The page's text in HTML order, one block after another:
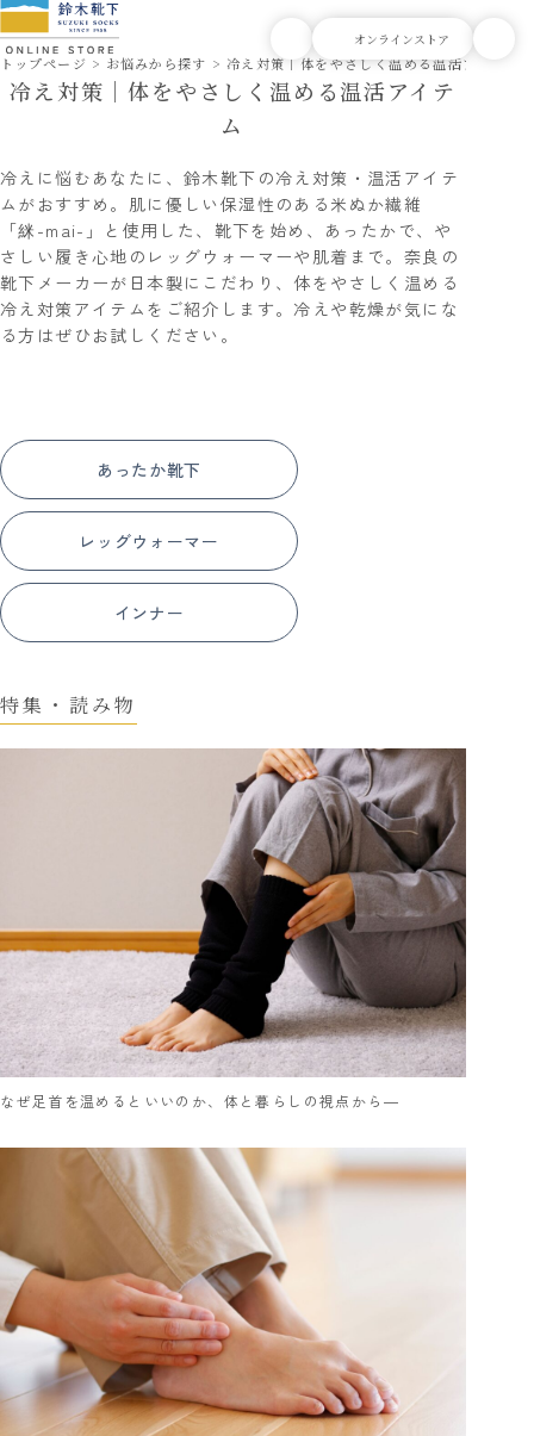
トップページ お悩みから探す 冷え対策｜体をやさしく温める温活アイテム
冷え対策｜体をやさしく温める温活アイテ
ム
冷えに悩むあなたに、鈴木靴下の冷え対策・温活アイテ
ムがおすすめ。肌に優しい保湿性のある 米ぬか繊維
「䋛-mai-」
と使用した、靴下を始め、あったかで、や
さしい履き心地のレッグウォーマーや肌着まで。奈良の
靴下メーカーが日本製にこだわり、体をやさしく温める
冷え対策アイテムをご紹介します。冷えや乾燥が気にな
る方はぜひお試しください。
あったか靴下
レッグウォーマー
インナー
特集・読み物
なぜ足首を温めるといいのか、体と暮らしの視点から―